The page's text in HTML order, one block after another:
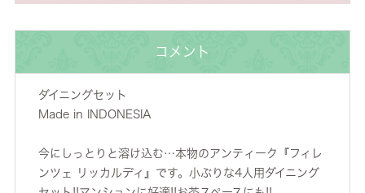
コメント
ダイニングセット
Made in INDONESIA
今にしっとりと溶け込む…本物のアンティーク『フィレ
ンツェ リッカルディ』です。小ぶりな4人用ダイニング